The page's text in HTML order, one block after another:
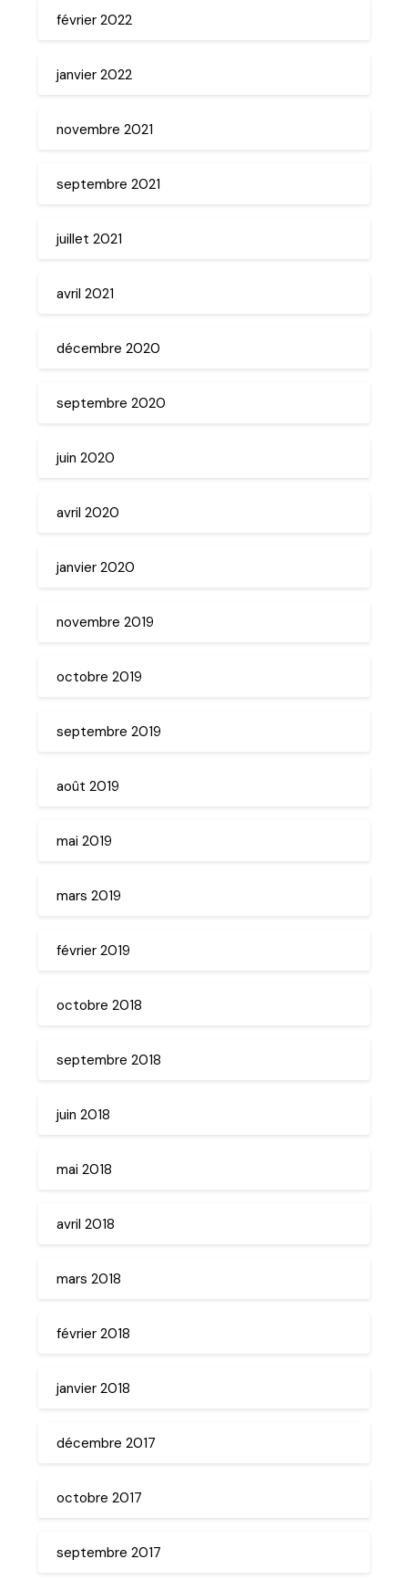
février 2022
janvier 2022
novembre 2021
septembre 2021
juillet 2021
avril 2021
décembre 2020
septembre 2020
juin 2020
avril 2020
janvier 2020
novembre 2019
octobre 2019
septembre 2019
août 2019
mai 2019
mars 2019
février 2019
octobre 2018
septembre 2018
juin 2018
mai 2018
avril 2018
mars 2018
février 2018
janvier 2018
décembre 2017
octobre 2017
septembre 2017